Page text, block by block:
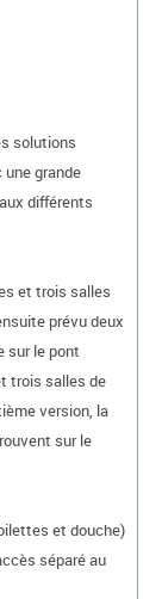
solutions
grande
différents
et trois salles
prévu deux
sur le pont
trois salles de
version, la
sur le
et douche)
séparé au